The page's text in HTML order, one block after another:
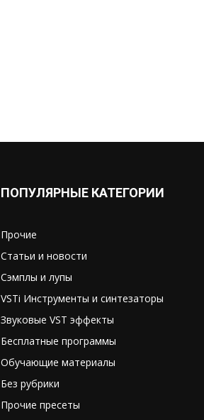
ПОПУЛЯРНЫЕ КАТЕГОРИИ
Прочие
Статьи и новости
Сэмплы и лупы
VSTi Инструменты и синтезаторы
Звуковые VST эффекты
Бесплатные программы
Обучающие материалы
Без рубрики
Прочие пресеты